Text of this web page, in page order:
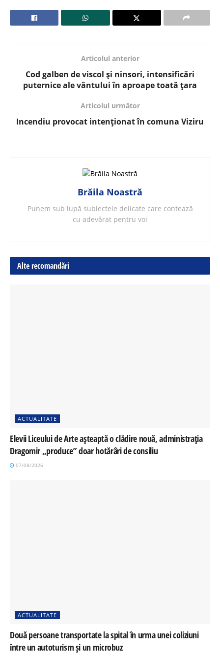
Articolul anterior
Cod galben de viscol și ninsori, intensificări
puternice ale vântului în aproape toată țara
Articolul următor
Incendiu provocat intenționat în comuna Viziru
Brăila Noastră
Punem sub lupă subiectele delicate care contează
cu adevărat pentru voi
Alte recomandări
ACTUALITATE
Elevii Liceului de Arte așteaptă o clădire nouă, administrația
Dragomir „produce” doar hotărâri de consiliu
07/08/2026
ACTUALITATE
Două persoane transportate la spital în urma unei coliziuni
între un autoturism și un microbuz